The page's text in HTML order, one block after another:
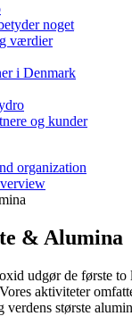
noget
værdier
i Denmark
og kunder
organization
& Alumina
udgør de første
aktiviteter
verdens største